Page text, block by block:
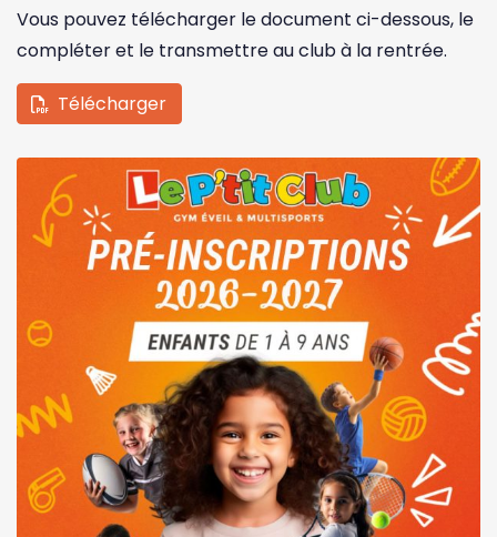
Vous pouvez télécharger le document ci-dessous, le
compléter et le transmettre au club à la rentrée.
Télécharger